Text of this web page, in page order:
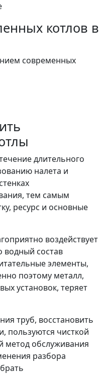
котлов в
современных
длительного
налета и
тем самым
ресурс и основные
воздействует
водный состав
элементы,
поэтому металл,
установок, теряет
труб, восстановить
пользуются чисткой
метод обслуживания
разбора